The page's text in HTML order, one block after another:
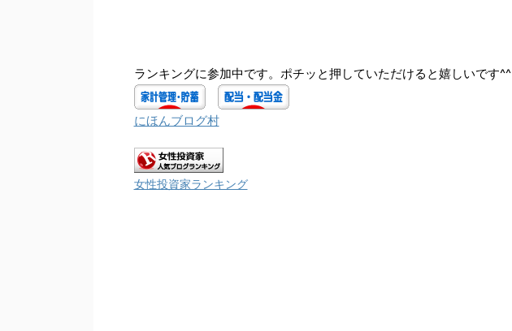
ランキングに参加中です。ポチッと押していただけると嬉しいです^^
にほんブログ村
女性投資家ランキング